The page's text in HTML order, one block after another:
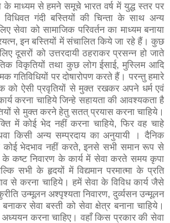
के माध्यम से हमने समूचे भारत वर्ष में युद्ध स्तर पर
गंदी बस्तियों की चिन्ता के साथ अन्य
सेवा को सामाजिक परिवर्तन का माध्यम बनाया
इन बस्तियों में संचालित किये जा रहे हैं। कुछ
लिए दूसरों को उत्तरदायी ठहराकर प्रसन्न हो जाते
विकृतियों तथा कुछ लोग ईसाई, मुस्लिम आदि
गतिविधियों पर दोषारोपण करते हैं। परन्तु हमारे
को ऐसी प्रवृतियों से मुक्त रखकर अपने धर्म एवं
करना चाहिये जिन्हे सहायता की आवश्यकता है
से मुक्त करने हेतु सतत् प्रयास करना चाहिये।
में कोई भेद नहीं करना चाहिये, फिर वह चाहे
किसी अन्य सम्प्रदाय का अनुयायी । दैनिक
कोई भेदभाव नहीं करते, इनसे सभी समान रूप से
के कष्ट निवारण के कार्य में सेवा करते समय कृपा
सभी के हृदयों में विद्यमान परमात्मा के प्रति
से करना चाहिये। हमें सेवा के विविध कार्य जैसे
उन्मूलन अश्पृश्यता निवारण, दुर्व्यसन उन्मूलन
सेवा बस्ती को सेवा क्षेत्र बनाना चाहिये।
अध्ययन करना चाहिए। वहाँ किस प्रकार की सेवा